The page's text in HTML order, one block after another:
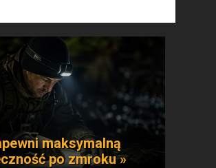
maksymalną
po zmroku »